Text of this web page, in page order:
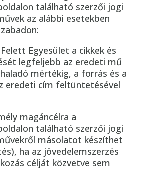
található szerzői jogi
az alábbi esetekben
Egyesület a cikkek és
legfeljebb az eredeti mű
mértékig, a forrás és a
eredeti cím feltüntetésével
magáncélra a
található szerzői jogi
másolatot készíthet
ha az jövedelemszerzés
célját közvetve sem